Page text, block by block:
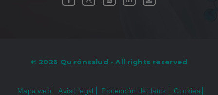
application.application.application.application.
© 2026 Quirónsalud - All rights reserved
Mapa web Aviso legal Protección de datos
Cookies